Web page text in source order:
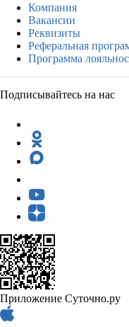
Компания
Вакансии
Реквизиты
Реферальная
Программа
Подписывайтесь на нас
Приложение Суточно.ру